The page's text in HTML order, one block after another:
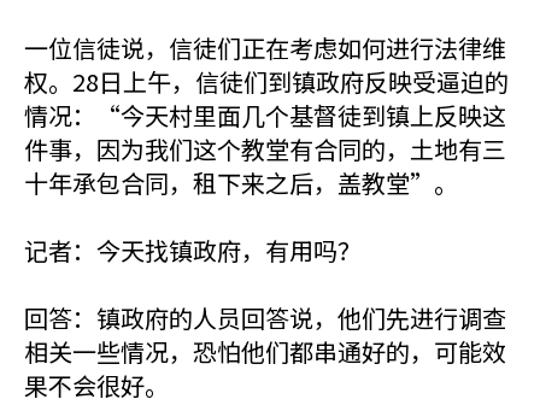
一位信徒说，信徒们正在考虑如何进行法律维
权。28日上午，信徒们到镇政府反映受逼迫的
情况：“今天村里面几个基督徒到镇上反映这
件事，因为我们这个教堂有合同的，土地有三
十年承包合同，租下来之后，盖教堂”。
记者：今天找镇政府，有用吗？
回答：镇政府的人员回答说，他们先进行调查
相关一些情况，恐怕他们都串通好的，可能效
果不会很好。